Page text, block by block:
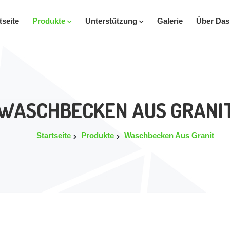
Produkte Unterstützung Galerie Über
AUS
Startseite Produkte Waschbecken Aus Granit